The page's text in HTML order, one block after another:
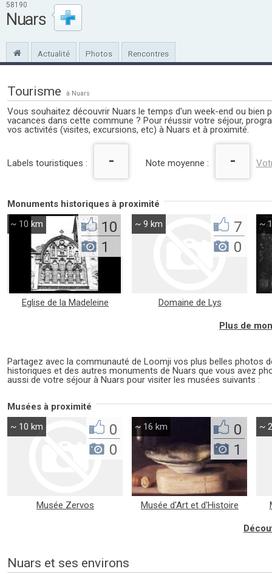
58190
Nuars
Actualité Photos Rencontres
Tourisme à Nuars
Vous souhaitez découvrir Nuars le temps d'un week-end ou bien
vacances dans cette commune ? Pour réussir votre séjour,
vos activités (visites, excursions, etc) à Nuars et à proximité.
Labels touristiques : - Note moyenne : -
Monuments historiques à proximité
Eglise de la Madeleine
~ 10 km
10
1
Domaine de Lys
~ 9 km
7
0
~
Plus de
Partagez avec la communauté de Loomji vos plus belles photos
historiques et des autres monuments de Nuars que vous avez
aussi de votre séjour à Nuars pour visiter les musées suivants :
Musées à proximité
Musée Zervos
~ 10 km
0
0
Musée d'Art et d'Histoire
~ 16 km
0
1
~
Nuars et ses environs